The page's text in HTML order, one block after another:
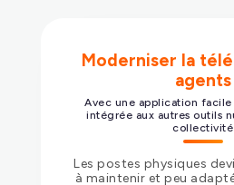
Synchronisation des
Moderniser la
agents
Avec une application
intégrée aux autres outils
collectivité
Les postes physiques
à maintenir et peu